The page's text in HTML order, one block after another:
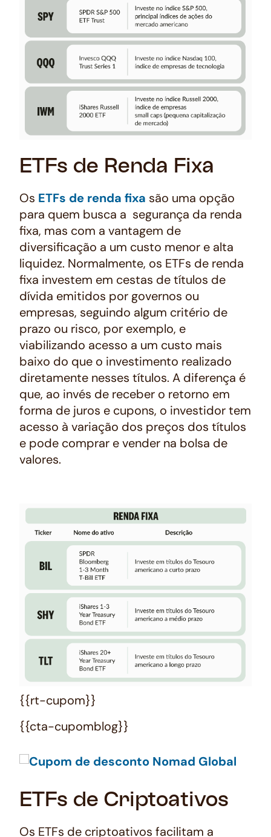
ETFs de Renda Fixa
Os ETFs de renda fixa são uma opção
para quem busca a segurança da renda
fixa, mas com a vantagem de
diversificação a um custo menor e alta
liquidez. Normalmente, os ETFs de renda
fixa investem em cestas de títulos de
dívida emitidos por governos ou
empresas, seguindo algum critério de
prazo ou risco, por exemplo, e
viabilizando acesso a um custo mais
baixo do que o investimento realizado
diretamente nesses títulos. A diferença é
que, ao invés de receber o retorno em
forma de juros e cupons, o investidor tem
acesso à variação dos preços dos títulos
e pode comprar e vender na bolsa de
valores.
{{rt-cupom}}
{{cta-cupomblog}}
ETFs de Criptoativos
Os ETFs de criptoativos facilitam a